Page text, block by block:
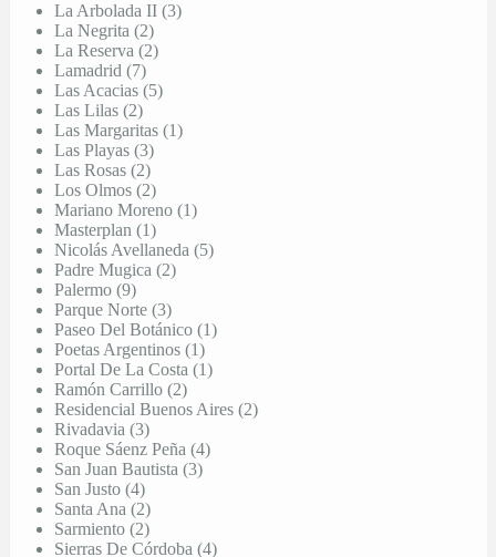
La Arbolada II (3)
La Negrita (2)
La Reserva (2)
Lamadrid (7)
Las Acacias (5)
Las Lilas (2)
Las Margaritas (1)
Las Playas (3)
Las Rosas (2)
Los Olmos (2)
Mariano Moreno (1)
Masterplan (1)
Nicolás Avellaneda (5)
Padre Mugica (2)
Palermo (9)
Parque Norte (3)
Paseo Del Botánico (1)
Poetas Argentinos (1)
Portal De La Costa (1)
Ramón Carrillo (2)
Residencial Buenos Aires (2)
Rivadavia (3)
Roque Sáenz Peña (4)
San Juan Bautista (3)
San Justo (4)
Santa Ana (2)
Sarmiento (2)
Sierras De Córdoba (4)